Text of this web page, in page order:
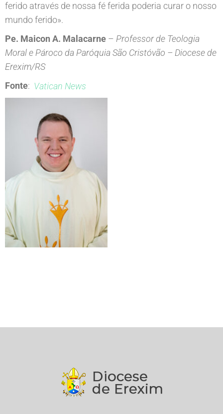
ferido através de nossa fé ferida poderia curar o nosso
mundo ferido».
Pe. Maicon A. Malacarne – Professor de Teologia
Moral e Pároco da Paróquia São Cristóvão – Diocese de
Erexim/RS
Fonte: Vatican News